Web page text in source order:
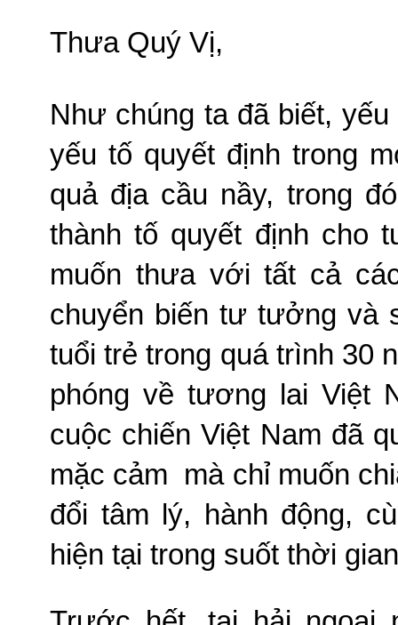
Thưa Quý Vị,
Như chúng ta đã biết,
yếu tố quyết định trong
quả địa cầu nầy, trong
thành tố quyết định cho
muốn thưa với tất cả
chuyển biến tư tưởng và
tuổi trẻ trong quá trình 30
phóng về tương lai Việt
cuộc chiến Việt Nam đã
mặc cảm mà chỉ muốn
đổi tâm lý, hành động,
hiện tại trong suốt thời